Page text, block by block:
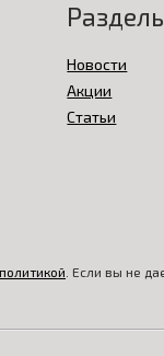
Новости
Акции
Статьи
. Если вы не